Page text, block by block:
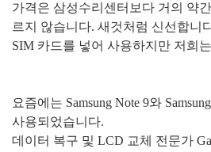
가격은 삼성수리센터보다 거의 약
르지 않습니다. 새것처럼 신선합니
SIM 카드를 넣어 사용하지만 저희
요즘에는 Samsung Note 9와
사용되었습니다.
데이터 복구 및 LCD 교체 전문가